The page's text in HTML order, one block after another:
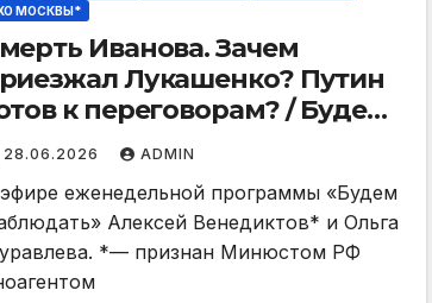
МОСКВЫ*
Иванова. Зачем
Лукашенко? Путин
к переговорам? / Будем
/ 27.06.26
28.06.2026 ADMIN
еженедельной программы «Будем
Алексей Венедиктов* и Ольга
*— признан Минюстом РФ